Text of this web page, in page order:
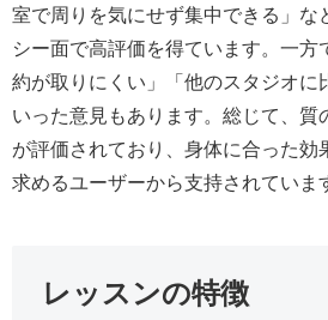
室で周りを気にせず集中できる」な
シー面で高評価を得ています。一方
約が取りにくい」「他のスタジオに
いった意見もあります。総じて、質
が評価されており、身体に合った効
求めるユーザーから支持されていま
レッスンの特徴